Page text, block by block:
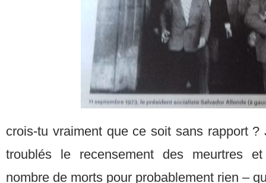
crois-tu vraiment que ce soit sans rapport
troublés le recensement des meurtres
nombre de morts pour probablement rien –